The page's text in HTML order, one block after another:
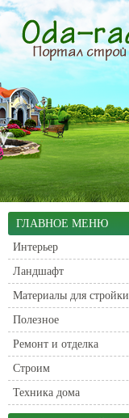
ГЛАВНОЕ МЕНЮ
Интерьер
Ландшафт
Материалы для стройки
Полезное
Ремонт и отделка
Строим
Техника дома